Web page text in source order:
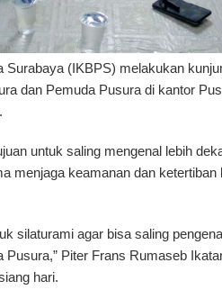
Surabaya (IKBPS) melakukan
dan Pemuda Pusura di kantor
untuk saling mengenal lebih
menjaga keamanan dan
silaturami agar bisa saling
Piter Frans Rumaseb
hari.